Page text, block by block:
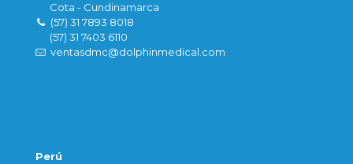
Cota - Cundinamarca
(57) 31 7893 8018
(57) 31 7403 6110
ventasdmc@dolphinmedical.com
Perú